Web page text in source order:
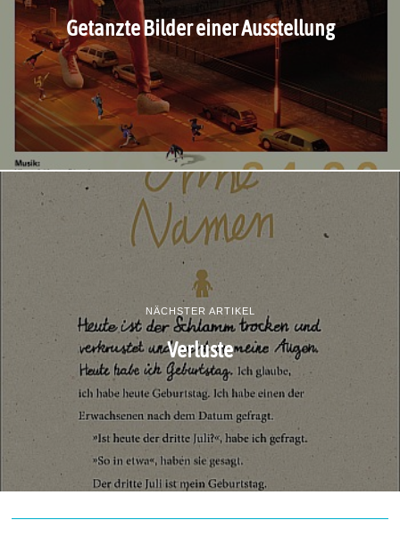
Getanzte Bilder einer Ausstellung
NÄCHSTER ARTIKEL
Verluste